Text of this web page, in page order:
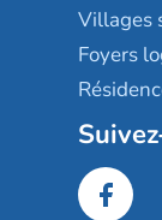
Villages
Foyers